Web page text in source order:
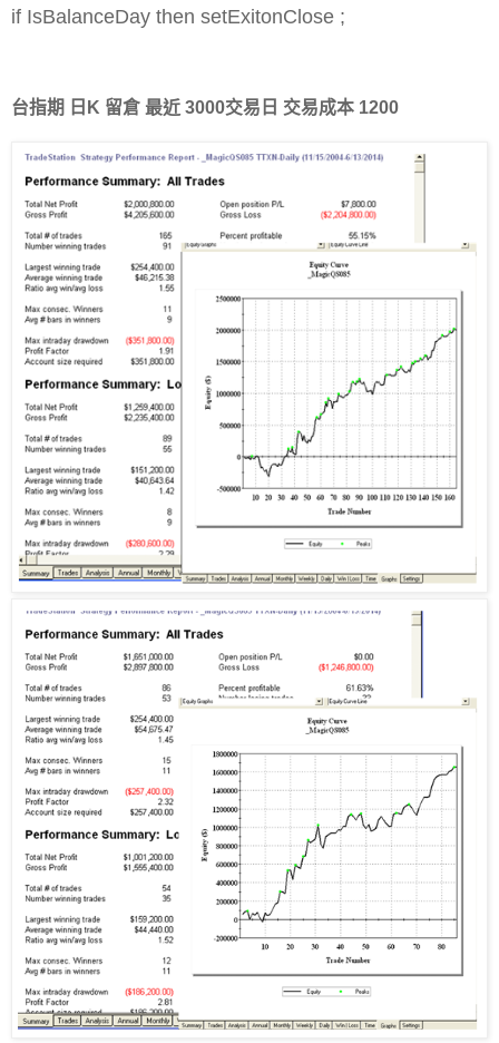
if IsBalanceDay then setExitonClose ;
台指期 日K 留倉 最近 3000交易日 交易成本 1200